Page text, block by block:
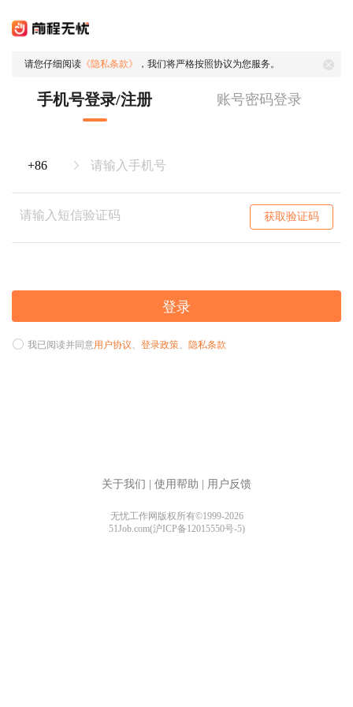
请您仔细阅读 《隐私条款》 ，我们将严格按照协议为您服务。
手机号登录/注册 账号密码登录
获取验证码
登录
我已阅读并同意用户协议、 登录政策、 隐私条款
关于我们 使用帮助 用户反馈
无忧工作网版权所有©1999-2026
51Job.com(沪ICP备12015550号-5)